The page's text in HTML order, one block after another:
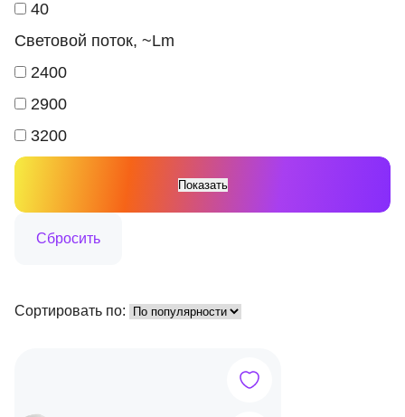
40
Световой поток, ~Lm
2400
2900
3200
Сортировать по: